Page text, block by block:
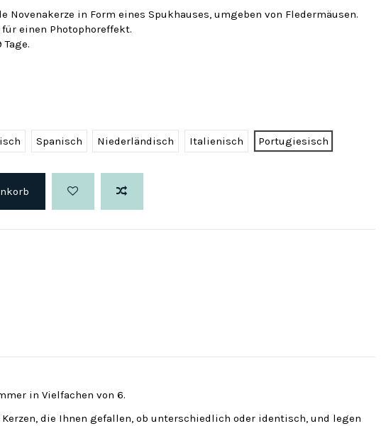
Novenakerze in Form eines Spukhauses, umgeben von Fledermäusen.
einen Photophoreffekt.
Spanisch Niederländisch Italienisch Portugiesisch
in Vielfachen von 6.
die Ihnen gefallen, ob unterschiedlich oder identisch, und legen